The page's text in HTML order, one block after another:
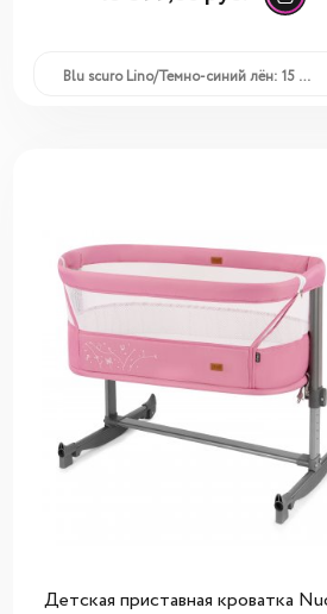
Blu scuro Lino/Темно-синий лён: 15 899,00 руб.
Детская приставная кроватка